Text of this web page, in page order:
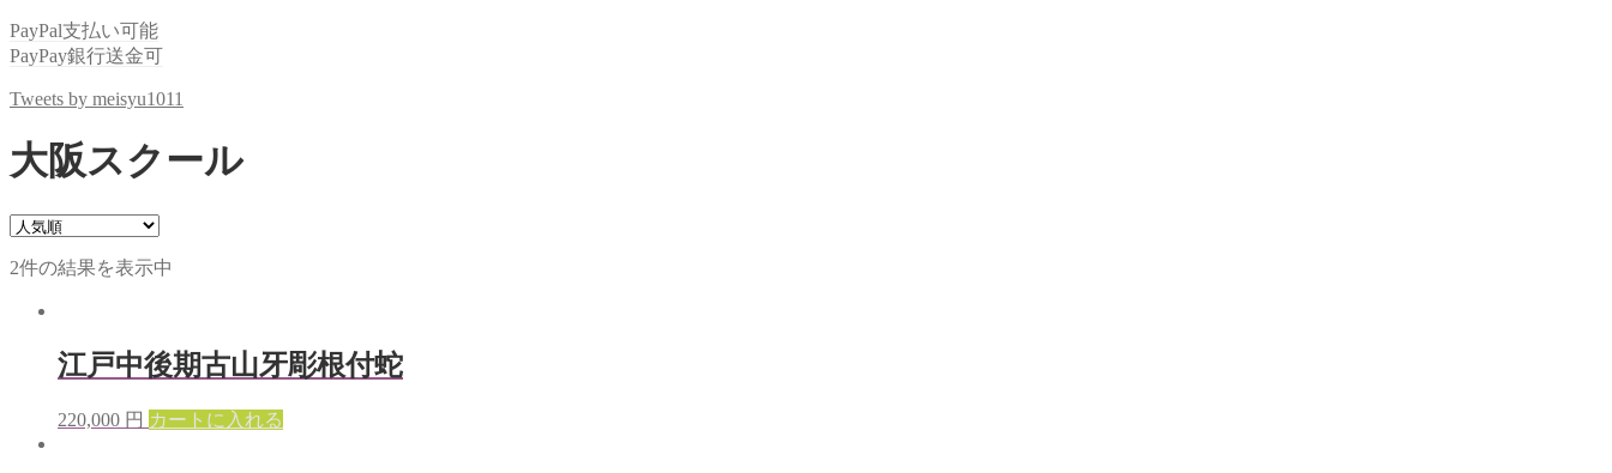
PayPal支払い可能
PayPay銀行送金可
Tweets by meisyu1011
大阪スクール
2件の結果を表示中
江戸中後期古山牙彫根付蛇
220,000 円 カートに入れる